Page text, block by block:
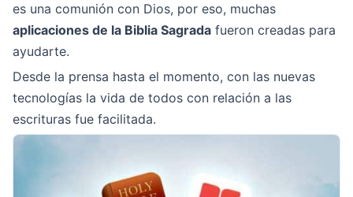
es una comunión con Dios, por eso, muchas
aplicaciones de la Biblia Sagrada fueron creadas para
ayudarte.
Desde la prensa hasta el momento, con las nuevas
tecnologías la vida de todos con relación a las
escrituras fue facilitada.